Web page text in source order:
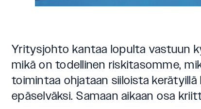
Yritysjohto kantaa lopulta vastuun
mikä on todellinen riskitasomme,
toimintaa ohjataan siiloista
epäselväksi. Samaan aikaan osa